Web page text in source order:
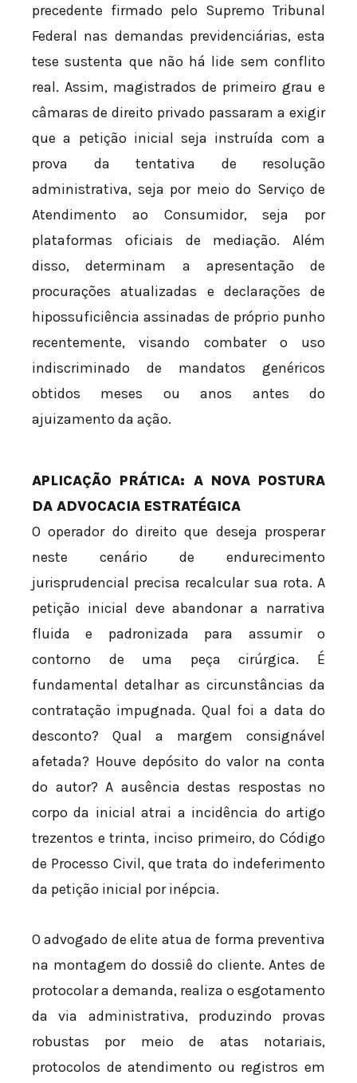
precedente firmado pelo Supremo Tribunal
Federal nas demandas previdenciárias, esta
tese sustenta que não há lide sem conflito
real. Assim, magistrados de primeiro grau e
câmaras de direito privado passaram a exigir
que a petição inicial seja instruída com a
prova da tentativa de resolução
administrativa, seja por meio do Serviço de
Atendimento ao Consumidor, seja por
plataformas oficiais de mediação. Além
disso, determinam a apresentação de
procurações atualizadas e declarações de
hipossuficiência assinadas de próprio punho
recentemente, visando combater o uso
indiscriminado de mandatos genéricos
obtidos meses ou anos antes do
ajuizamento da ação.
APLICAÇÃO PRÁTICA: A NOVA POSTURA
DA ADVOCACIA ESTRATÉGICA
O operador do direito que deseja prosperar
neste cenário de endurecimento
jurisprudencial precisa recalcular sua rota. A
petição inicial deve abandonar a narrativa
fluida e padronizada para assumir o
contorno de uma peça cirúrgica. É
fundamental detalhar as circunstâncias da
contratação impugnada. Qual foi a data do
desconto? Qual a margem consignável
afetada? Houve depósito do valor na conta
do autor? A ausência destas respostas no
corpo da inicial atrai a incidência do artigo
trezentos e trinta, inciso primeiro, do Código
de Processo Civil, que trata do indeferimento
da petição inicial por inépcia.
O advogado de elite atua de forma preventiva
na montagem do dossiê do cliente. Antes de
protocolar a demanda, realiza o esgotamento
da via administrativa, produzindo provas
robustas por meio de atas notariais,
protocolos de atendimento ou registros em